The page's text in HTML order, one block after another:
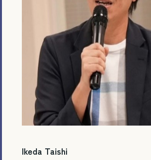
Ikeda Taishi